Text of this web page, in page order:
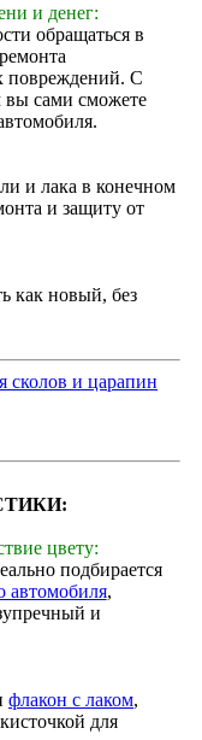
и денег:
обращаться в
повреждений. С
сами сможете
и лака в конечном
и защиту от
как новый, без
сколов и царапин
цвету:
подбирается
автомобиля,
и
флакон с лаком,
для